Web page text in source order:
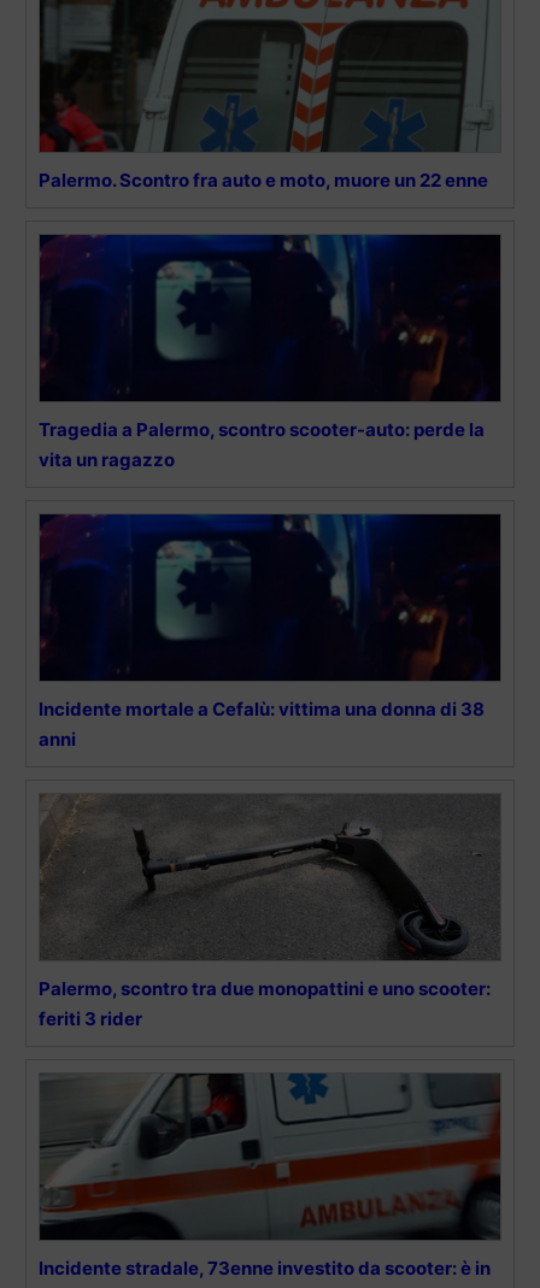
Palermo. Scontro fra auto e moto, muore un 22 enne
Tragedia a Palermo, scontro scooter-auto: perde la
vita un ragazzo
Incidente mortale a Cefalù: vittima una donna di 38
anni
Palermo, scontro tra due monopattini e uno scooter:
feriti 3 rider
Incidente stradale, 73enne investito da scooter: è in